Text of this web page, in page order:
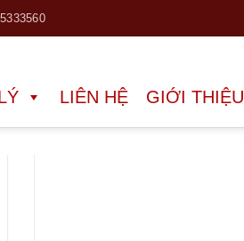
LIÊN HỆ GIỚI THIỆU